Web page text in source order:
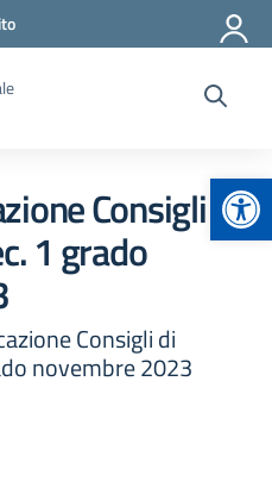
Consigli di
1 grado
Consigli di
novembre 2023